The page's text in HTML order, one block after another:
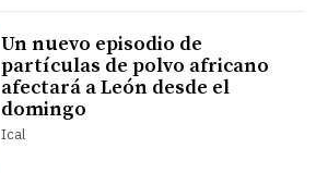
Un nuevo episodio de
partículas de polvo africano
afectará a León desde el
domingo
Ical